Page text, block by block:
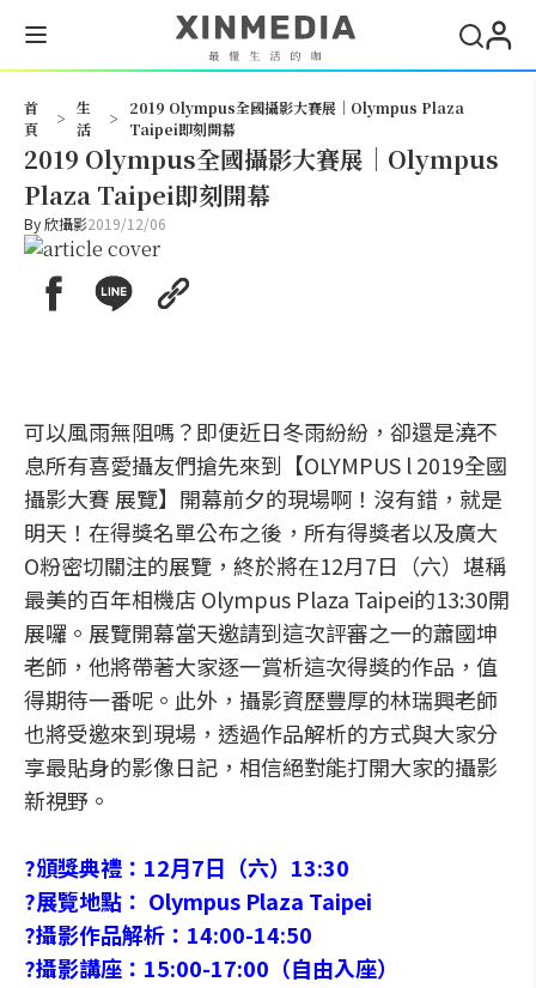
首
頁
>
生
活
>
2019 Olympus全國攝影大賽展｜Olympus Plaza
Taipei即刻開幕
2019 Olympus全國攝影大賽展｜Olympus
Plaza Taipei即刻開幕
By欣攝影2019/12/06
可以風雨無阻嗎？即便近日冬雨紛紛，卻還是澆不
息所有喜愛攝友們搶先來到【OLYMPUS l 2019全國
攝影大賽 展覽】開幕前夕的現場啊！沒有錯，就是
明天！在得獎名單公布之後，所有得獎者以及廣大
O粉密切關注的展覽，終於將在12月7日（六）堪稱
最美的百年相機店 Olympus Plaza Taipei的13:30開
展囉。展覽開幕當天邀請到這次評審之一的蕭國坤
老師，他將帶著大家逐一賞析這次得獎的作品，值
得期待一番呢。此外，攝影資歷豐厚的林瑞興老師
也將受邀來到現場，透過作品解析的方式與大家分
享最貼身的影像日記，相信絕對能打開大家的攝影
新視野。
?頒獎典禮：12月7日（六）13:30
?展覽地點： Olympus Plaza Taipei
?攝影作品解析：14:00-14:50
?攝影講座：15:00-17:00（自由入座）